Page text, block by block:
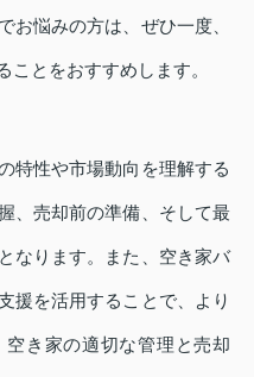
お悩みの方は、ぜひ一度、
ことをおすすめします。
特性や市場動向を理解する
、売却前の準備、そして最
なります。また、空き家バ
援を活用することで、より
き家の適切な管理と売却